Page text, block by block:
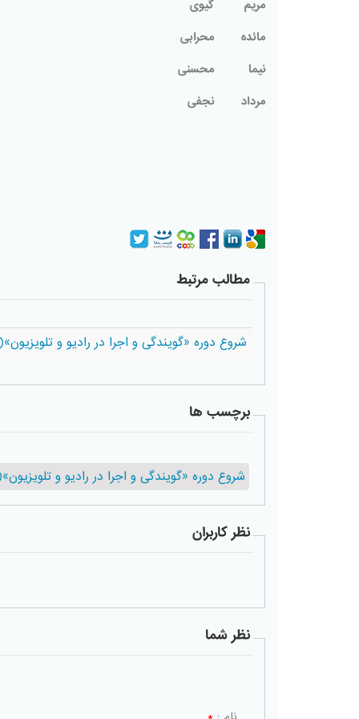
مریم
گیوی
مائده
محرابی
نیما
محسنی
مرداد
نجفی
مطالب مرتبط
شروع دوره «گویندگی و اجرا در رادیو و تلویزیون»(دوره23)
برچسب ها
شروع دوره «گویندگی و اجرا در رادیو و تلویزیون»(دوره23)
نظر کاربران
نظر شما